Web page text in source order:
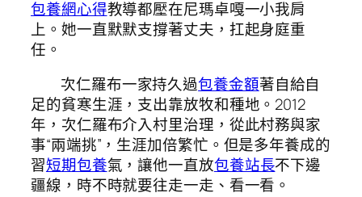
包養網心得教導都壓在尼瑪卓嘎一小我肩
上。她一直默默支撐著丈夫，扛起身庭重
任。
次仁羅布一家持久過包養金額著自給自
足的貧寒生涯，支出靠放牧和種地。2012
年，次仁羅布介入村里治理，從此村務與家
事“兩端挑”，生涯加倍繁忙。但是多年養成的
習短期包養氣，讓他一直放包養站長不下邊
疆線，時不時就要往走一走、看一看。